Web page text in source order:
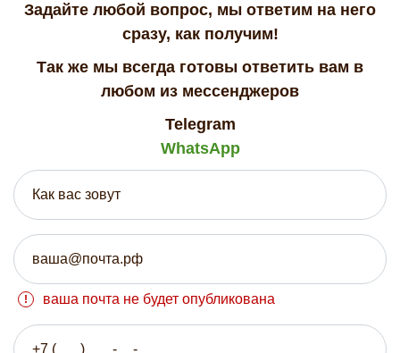
Задайте любой вопрос, мы ответим на него
сразу, как получим!
Так же мы всегда готовы ответить вам в
любом из мессенджеров
Telegram
WhatsApp
ваша почта не будет опубликована